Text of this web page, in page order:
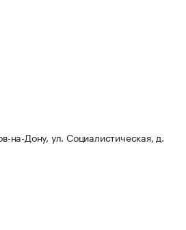
на-Дону, ул. Социалистическая, д.